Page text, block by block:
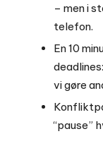
– men i
telefon.
En 10
vi gøre
“pause”